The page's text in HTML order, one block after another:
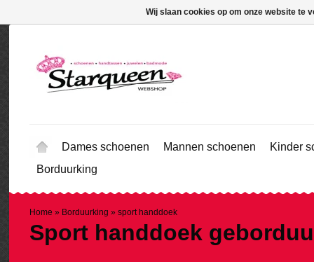
Dames schoenen Mannen schoenen
Kinder
Borduurking
Home » Borduurking » sport handdoek
Sport handdoek
Wij slaan cookies op om onze website te